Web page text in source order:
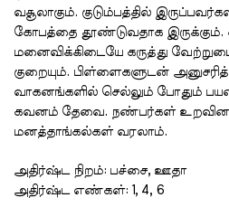
வசூலாகும். குடும்பத்தில்
கோபத்தை தூண்டுவதாக இருக்கும்.
மனைவிக்கிடையே கருத்து
குறையும். பிள்ளைகளுடன்
வாகனங்களில் செல்லும் போதும்
கவனம் தேவை. நண்பர்கள்
மனத்தாங்கல்கள் வரலாம்.
அதிர்ஷ்ட நிறம்: பச்சை, ஊதா
அதிர்ஷ்ட எண்கள்: 1, 4, 6